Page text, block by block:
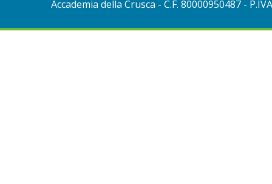
Accademia della Crusca - C.F. 80000950487 -